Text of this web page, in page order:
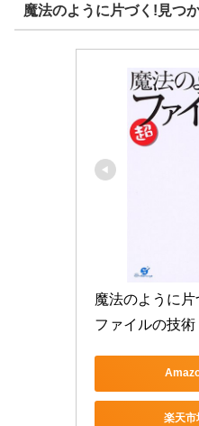
魔法のように片づく!見つ
魔法のように
ファイルの技術
楽天市